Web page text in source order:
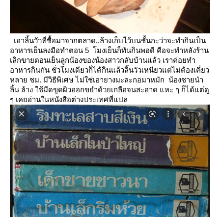
เอาลิ้นวัวที่ซื้อมาจากตลาด..ล้างเก็บไว้บนชั้นกะว่าจะทำกินเป็น
อาหารเย็นลงมือทำตอน 5 โมงเย็นก็ทันกินพอดี คือจะทำหลังร้าน
เลิกขายตอนเย็นลูกน้องของน้องสาวกลับบ้านแล้ว เราค่อยทำ
อาหารกินกัน ชั่วโมงเดียวก็ได้กินแล้วลิ้นวัวเหนียวแต่ไม่ต้องเคี่ยว
หลาย ชม. มีวิธีพิเศษ ไม่ใช่เอายางมะละกอมาหมัก น้องชายนำ
ลิ้น ล้าง ใช้มีดขูดผิวออกขยำด้วยเกลือจนสะอาด แหะ ๆ ก็ได้แต่ดู
ๆ เคยอ่านในหนังสือต่างประเทศที่แปล